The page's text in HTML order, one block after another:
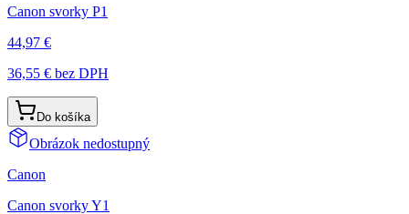
Canon svorky P1
44,97 €
36,55 € bez DPH
Do košíka
Obrázok nedostupný
Canon
Canon svorky Y1